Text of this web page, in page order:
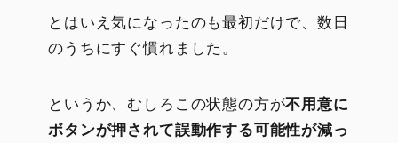
とはいえ気になったのも最初だけで、数日
のうちにすぐ慣れました。
というか、むしろこの状態の方が不用意に
ボタンが押されて誤動作する可能性が減っ